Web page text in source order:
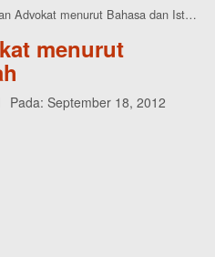
Advokat menurut Bahasa dan Istilah
menurut
Pada: September 18, 2012